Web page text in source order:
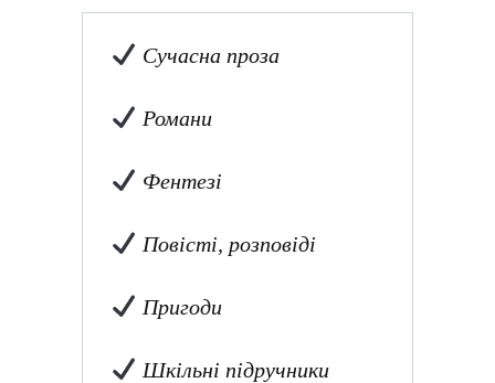
Сучасна проза
Романи
Фентезі
Повісті, розповіді
Пригоди
Шкільні підручники